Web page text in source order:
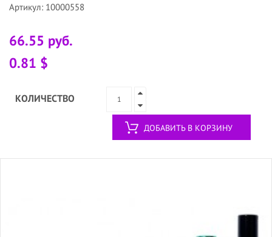
Артикул: 10000558
66.55 руб.
0.81 $
КОЛИЧЕСТВО
ДОБАВИТЬ В КОРЗИНУ